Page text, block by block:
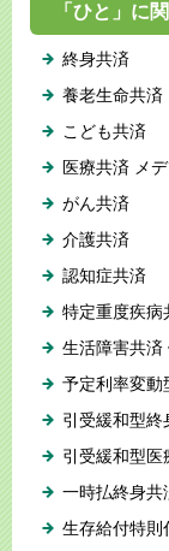
「ひと」に
終身共済
養老生命共済
こども共済
医療共済 メ
がん共済
介護共済
認知症共済
特定重度疾病
生活障害共済
予定利率変動
引受緩和型終
引受緩和型医
一時払終身共
生存給付特則